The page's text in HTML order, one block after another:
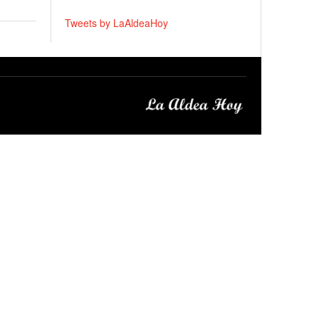
Tweets by LaAldeaHoy